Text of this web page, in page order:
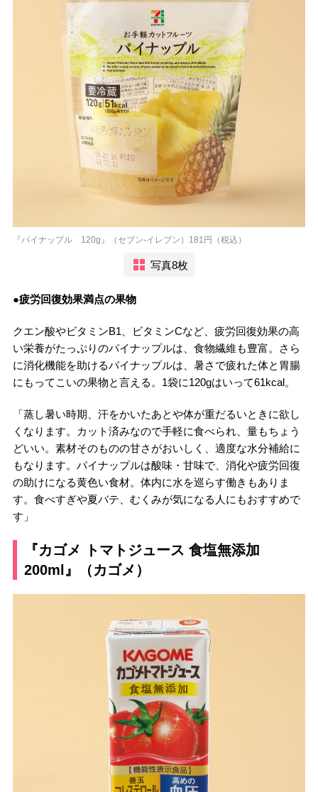
『パイナップル 120g』（セブン-イレブン）181円（税込）
写真8枚
●疲労回復効果満点の果物
クエン酸やビタミンB1、ビタミンCなど、疲労回復効果の高
い栄養がたっぷりのパイナップルは、食物繊維も豊富。さら
に消化機能を助けるパイナップルは、暑さで疲れた体と胃腸
にもってこいの果物と言える。1袋に120gはいって61kcal。
「蒸し暑い時期、汗をかいたあとや体が重だるいときに欲し
くなります。カット済みなので手軽に食べられ、量もちょう
どいい。素材そのものの甘さがおいしく、適度な水分補給に
もなります。パイナップルは酸味・甘味で、消化や疲労回復
の助けになる黄色い食材。体内に水を巡らす働きもありま
す。食べすぎや夏バテ、むくみが気になる人にもおすすめで
す」
『カゴメ トマトジュース 食塩無添加
200ml』（カゴメ）